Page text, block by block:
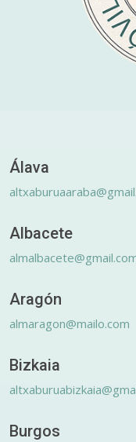
Álava
Albacete
Aragón
almaragon@mailo.com
Bizkaia
Burgos